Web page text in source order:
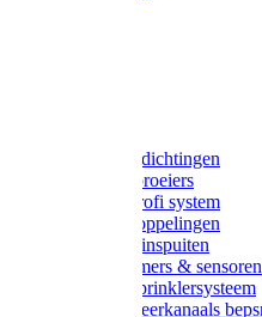
Gardena afdichtingen
Gardena sproeiers
Gardena Profi system
Gardena koppelingen
Gardena tuinspuiten
Gardena timers & sensoren
Gardena Sprinklersysteem
Gardena meerkanaals